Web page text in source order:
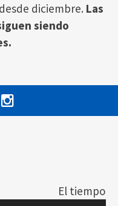
diciembre. Las
siendo
El tiempo